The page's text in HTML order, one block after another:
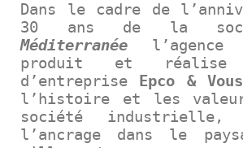
Dans le cadre de
30 ans de la
Méditerranée l’agence
produit et
d’entreprise
Epco & Vous
l’histoire et les
société industrielle,
l’ancrage dans le